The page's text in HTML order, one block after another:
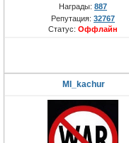
Награды: 887
Репутация: 32767
Статус: Оффлайн
MI_kachur